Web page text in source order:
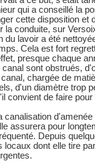
qui a conseillé la
cette disposition
conduite, sur
lavoir a été
Cela est fort
presque chaque
sont obstrués,
chargée de
d'un diamètre trop
convient de faire
assurera pour
Depuis
dont elle tire